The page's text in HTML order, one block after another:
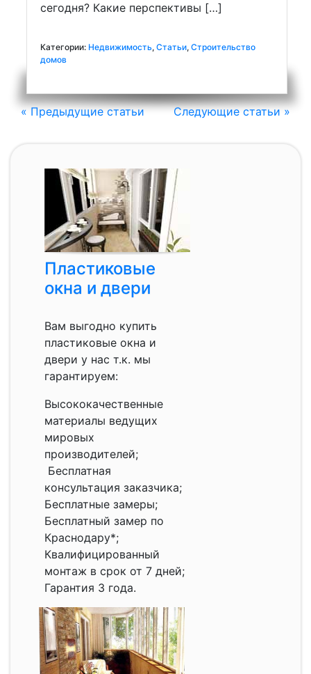
сегодня? Какие перспективы […]
Категории: Недвижимость, Статьи, Строительство
домов
« Предыдущие статьи Следующие статьи »
Пластиковые
окна и двери
Вам выгодно купить
пластиковые окна и
двери у нас т.к. мы
гарантируем:
Высококачественные
материалы ведущих
мировых
производителей;
Бесплатная
консультация заказчика;
Бесплатные замеры;
Бесплатный замер по
Краснодару*;
Квалифицированный
монтаж в срок от 7 дней;
Гарантия 3 года.